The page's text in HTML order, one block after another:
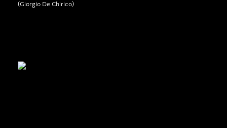
(Giorgio De Chirico)